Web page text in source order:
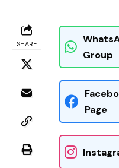
SHARE
Group
Page